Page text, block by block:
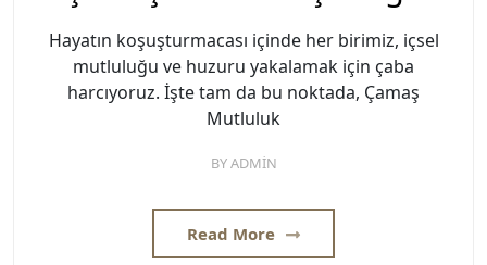
Hayatın koşuşturmacası içinde her birimiz, içsel
mutluluğu ve huzuru yakalamak için çaba
harcıyoruz. İşte tam da bu noktada, Çamaş
Mutluluk
BYADMIN
Read More